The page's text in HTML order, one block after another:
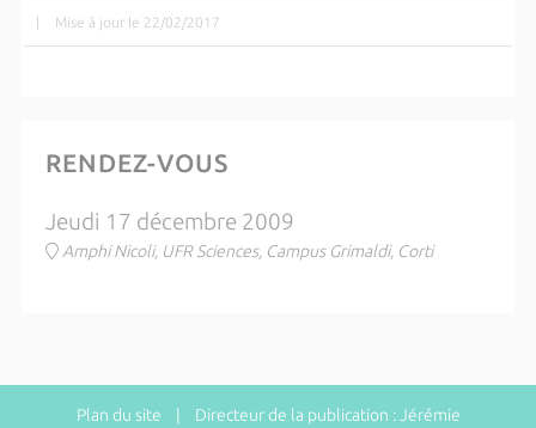
| Mise à jour le 22/02/2017
RENDEZ-VOUS
Jeudi 17 décembre 2009
Amphi Nicoli, UFR Sciences, Campus Grimaldi, Corti
Plan du site | Directeur de la publication : Jérémie